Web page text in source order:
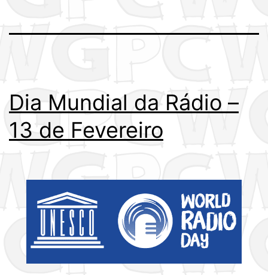
Dia Mundial da Rádio –
13 de Fevereiro